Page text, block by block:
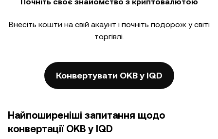
Внесіть кошти на свій акаунт і почніть подорож у світі
торгівлі.
Конвертувати OKB у IQD
Найпоширеніші запитання щодо
конвертації OKB у IQD